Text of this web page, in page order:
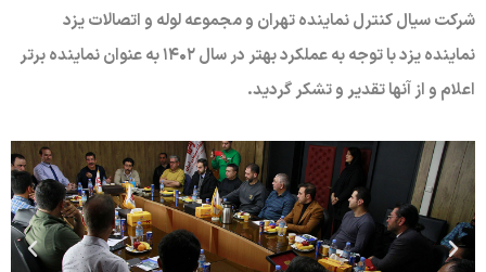
شرکت سیال کنترل نماینده تهران و مجموعه لوله و اتصالات یزد
نماینده یزد با توجه به عملکرد بهتر در سال ۱۴۰۲ به عنوان نماینده برتر
اعلام و از آنها تقدیر و تشکر گردید.